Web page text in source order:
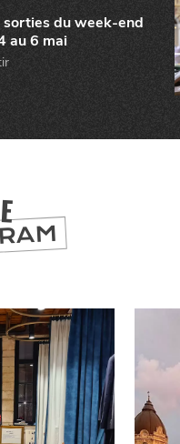
sorties du week-end
au 6 mai